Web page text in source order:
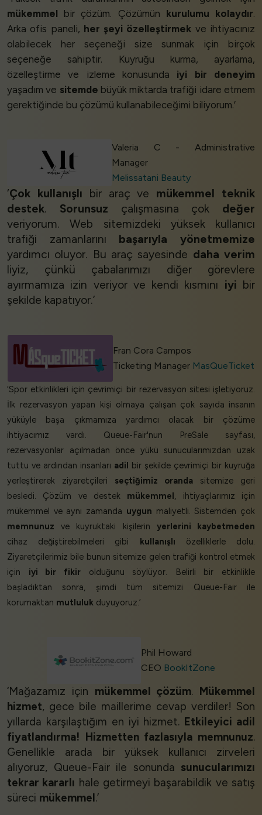
mükemmel bir çözüm. Çözümün kurulumu kolaydır.
Arka ofis paneli, her şeyi özelleştirmek ve ihtiyacınız
olabilecek her seçeneği size sunmak için birçok
seçeneğe sahiptir. Kuyruğu kurma, ayarlama,
özelleştirme ve izleme konusunda iyi bir deneyim
yaşadım ve sitemde büyük miktarda trafiği idare etmem
gerektiğinde bu çözümü kullanabileceğimi biliyorum.’
Valeria C - Administrative
Manager
Melissatani Beauty
‘Çok kullanışlı bir araç ve mükemmel teknik
destek. Sorunsuz çalışmasına çok değer
veriyorum. Web sitemizdeki yüksek kullanıcı
trafiği zamanlarını başarıyla yönetmemize
yardımcı oluyor. Bu araç sayesinde daha verim
liyiz, çünkü çabalarımızı diğer görevlere
ayırmamıza izin veriyor ve kendi kısmını iyi bir
şekilde kapatıyor.’
Fran Cora Campos
Ticketing Manager MasQueTicket
‘Spor etkinlikleri için çevrimiçi bir rezervasyon sitesi işletiyoruz.
İlk rezervasyon yapan kişi olmaya çalışan çok sayıda insanın
yüküyle başa çıkmamıza yardımcı olacak bir çözüme
ihtiyacımız vardı. Queue-Fair'nun PreSale sayfası,
rezervasyonlar açılmadan önce yükü sunucularımızdan uzak
tuttu ve ardından insanları adil bir şekilde çevrimiçi bir kuyruğa
yerleştirerek ziyaretçileri seçtiğimiz oranda sitemize geri
besledi. Çözüm ve destek mükemmel, ihtiyaçlarımız için
mükemmel ve aynı zamanda uygun maliyetli. Sistemden çok
memnunuz ve kuyruktaki kişilerin yerlerini kaybetmeden
cihaz değiştirebilmeleri gibi kullanışlı özelliklerle dolu.
Ziyaretçilerimiz bile bunun sitemize gelen trafiği kontrol etmek
için iyi bir fikirolduğunu söylüyor. Belirli bir etkinlikle
başladıktan sonra, şimdi tüm sitemizi Queue-Fair ile
korumaktan mutluluk duyuyoruz.’
Phil Howard
CEO BookItZone
‘Mağazamız için mükemmel çözüm. Mükemmel
hizmet, gece bile maillerime cevap verdiler! Son
yıllarda karşılaştığım en iyi hizmet. Etkileyici adil
fiyatlandırma! Hizmetten fazlasıyla memnunuz.
Genellikle arada bir yüksek kullanıcı zirveleri
alıyoruz, Queue-Fair ile sonunda sunucularımızı
tekrar kararlı hale getirmeyi başarabildik ve satış
süreci mükemmel.’